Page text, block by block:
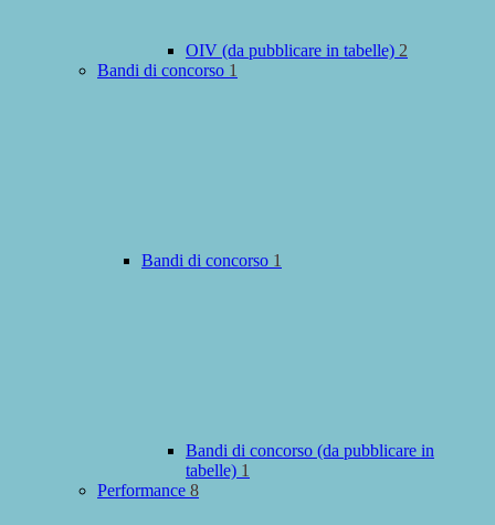
OIV (da pubblicare in tabelle) 2
Bandi di concorso 1
Bandi di concorso 1
Bandi di concorso (da pubblicare in
tabelle) 1
Performance 8